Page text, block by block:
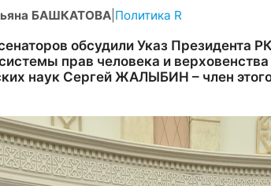
БАШКАТОВА Политика R
обсудили Указ Президента
прав человека и
наук Сергей ЖАЛЫБИН – член этого